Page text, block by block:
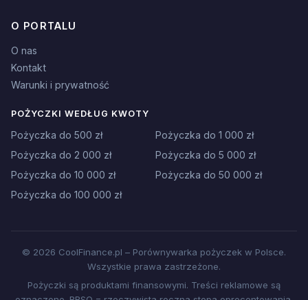
O PORTALU
O nas
Kontakt
Warunki i prywatność
POŻYCZKI WEDŁUG KWOTY
Pożyczka do 500 zł
Pożyczka do 1 000 zł
Pożyczka do 2 000 zł
Pożyczka do 5 000 zł
Pożyczka do 10 000 zł
Pożyczka do 50 000 zł
Pożyczka do 100 000 zł
© 2026 CoolFinance.pl – Porównywarka pożyczek w Polsce.
Wszystkie prawa zastrzeżone.
Pożyczki są produktami finansowymi. Treści reklamowe są